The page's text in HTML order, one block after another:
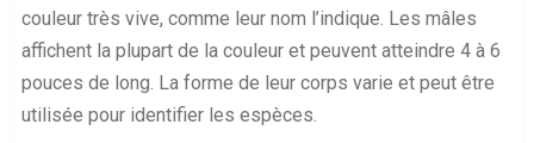
couleur très vive, comme leur nom l’indique. Les mâles
affichent la plupart de la couleur et peuvent atteindre 4 à 6
pouces de long. La forme de leur corps varie et peut être
utilisée pour identifier les espèces.